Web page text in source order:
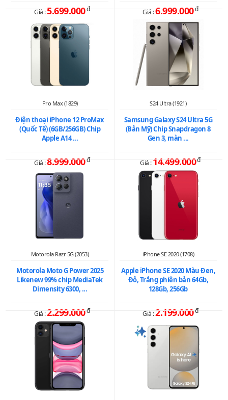
Giá :5.699.000đ Giá :6.999.000đ
Pro Max (1829)
Điện thoại iPhone 12 ProMax
(Quốc Tế) (6GB/256GB) Chip
Apple A14 ...
Giá :8.999.000đ
S24 Ultra (1921)
Samsung Galaxy S24 Ultra 5G
(Bản Mỹ) Chip Snapdragon 8
Gen 3, màn ...
Giá :14.499.000đ
Motorola Razr 5G (2053)
Motorola Moto G Power 2025
Likenew 99% chip MediaTek
Dimensity 6300, ...
Giá :2.299.000đ
iPhone SE 2020 (1708)
Apple iPhone SE 2020 Màu Đen,
Đỏ, Trắng phiên bản 64Gb,
128Gb, 256Gb
Giá :2.199.000đ